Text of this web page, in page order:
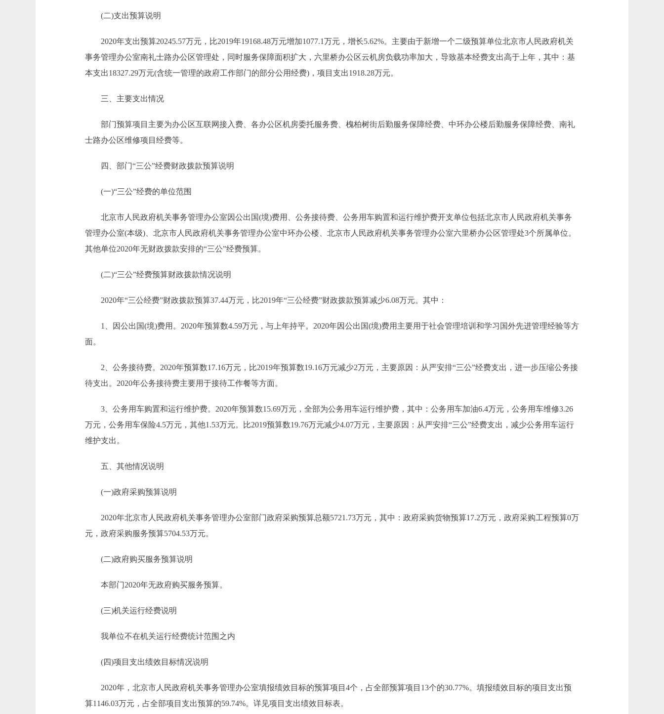
(二)支出预算说明
2020年支出预算20245.57万元，比2019年19168.48万元增加1077.1万元，增长5.62%。主要由于新增一个二级预算单位北京市人民政府机关
事务管理办公室南礼士路办公区管理处，同时服务保障面积扩大，六里桥办公区云机房负载功率加大，导致基本经费支出高于上年，其中：基
本支出18327.29万元(含统一管理的政府工作部门的部分公用经费)，项目支出1918.28万元。
三、主要支出情况
部门预算项目主要为办公区互联网接入费、各办公区机房委托服务费、槐柏树街后勤服务保障经费、中环办公楼后勤服务保障经费、南礼
士路办公区维修项目经费等。
四、部门“三公”经费财政拨款预算说明
(一)“三公”经费的单位范围
北京市人民政府机关事务管理办公室因公出国(境)费用、公务接待费、公务用车购置和运行维护费开支单位包括北京市人民政府机关事务
管理办公室(本级)、北京市人民政府机关事务管理办公室中环办公楼、北京市人民政府机关事务管理办公室六里桥办公区管理处3个所属单位。
其他单位2020年无财政拨款安排的“三公”经费预算。
(二)“三公”经费预算财政拨款情况说明
2020年“三公经费”财政拨款预算37.44万元，比2019年“三公经费”财政拨款预算减少6.08万元。其中：
1、因公出国(境)费用。2020年预算数4.59万元，与上年持平。2020年因公出国(境)费用主要用于社会管理培训和学习国外先进管理经验等方
面。
2、公务接待费。2020年预算数17.16万元，比2019年预算数19.16万元减少2万元，主要原因：从严安排“三公”经费支出，进一步压缩公务接
待支出。2020年公务接待费主要用于接待工作餐等方面。
3、公务用车购置和运行维护费。2020年预算数15.69万元，全部为公务用车运行维护费，其中：公务用车加油6.4万元，公务用车维修3.26
万元，公务用车保险4.5万元，其他1.53万元。比2019预算数19.76万元减少4.07万元，主要原因：从严安排“三公”经费支出，减少公务用车运行
维护支出。
五、其他情况说明
(一)政府采购预算说明
2020年北京市人民政府机关事务管理办公室部门政府采购预算总额5721.73万元，其中：政府采购货物预算17.2万元，政府采购工程预算0万
元，政府采购服务预算5704.53万元。
(二)政府购买服务预算说明
本部门2020年无政府购买服务预算。
(三)机关运行经费说明
我单位不在机关运行经费统计范围之内
(四)项目支出绩效目标情况说明
2020年，北京市人民政府机关事务管理办公室填报绩效目标的预算项目4个，占全部预算项目13个的30.77%。填报绩效目标的项目支出预
算1146.03万元，占全部项目支出预算的59.74%。详见项目支出绩效目标表。